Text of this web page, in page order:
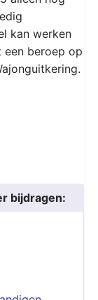
kan werken
een beroep op
bijdragen: